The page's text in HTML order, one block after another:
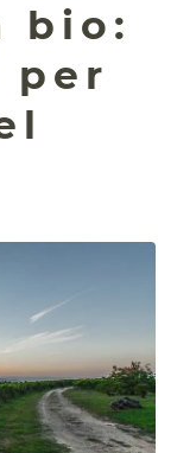
bio:
per